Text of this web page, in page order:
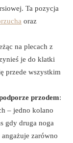
Ta pozycja
oraz
na plecach z
je do klatki
przede wszystkim
przodem:
– jedno kolano
gdy druga noga
zarówno